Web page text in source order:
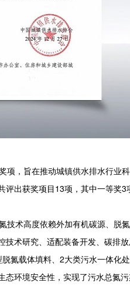
，旨在推动城镇供水排水行业
出获奖项目13项，其中一等奖3
术高度依赖外加有机碳源、脱
术研究、适配装备开发、碳排
氮载体填料、2大类污水一体化
环境安全性，实现了污水总氮污